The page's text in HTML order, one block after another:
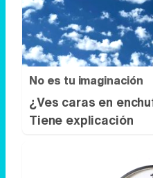
No es tu imaginación
¿Ves caras en
Tiene explicación